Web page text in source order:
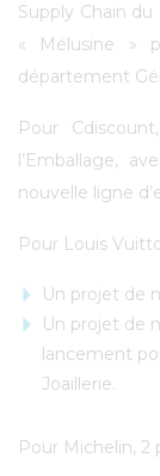
Supply Chain
« Mélusine »
département
Pour
l’Emballage,
nouvelle ligne
Pour Louis
Un projet de
Un projet de
lancement
Joaillerie.
Pour Michelin, 2